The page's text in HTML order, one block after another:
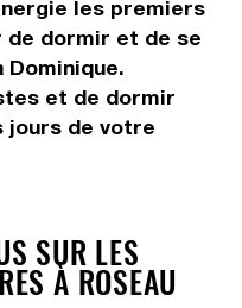
les premiers
de dormir et de se
Dominique.
et de dormir
jours de votre
SUR LES
À ROSEAU